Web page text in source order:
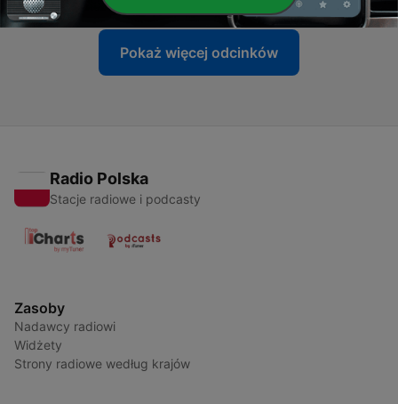
Pokaż więcej odcinków
Radio Polska
Stacje radiowe i podcasty
Zasoby
Nadawcy radiowi
Widżety
Strony radiowe według krajów